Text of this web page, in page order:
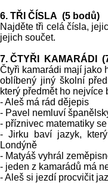
6. TŘI ČÍSLA (5 bodů)
Najděte tři celá čísla,
jejich součet.
7. ČTYŘI KAMARÁDI
Čtyři kamarádi mají jako
oblíbený jiný školní
který předmět ho nejvíce
- Aleš má rád dějepis
- Pavel nemluví
- příznivec matematiky
- Jirku baví jazyk,
Londýně
- Matyáš vyhrál
- jeden z kamarádů má
- Aleš si jezdí procvičit